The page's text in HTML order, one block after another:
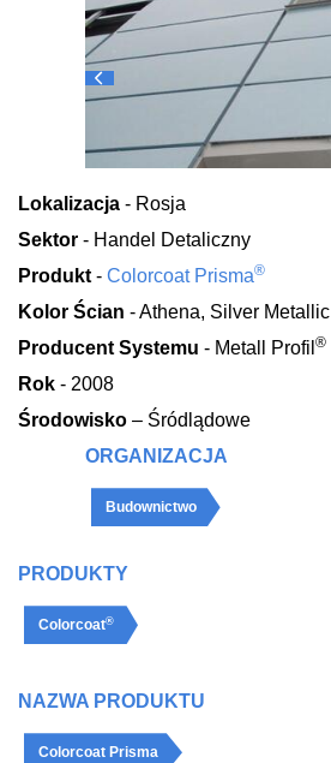
Lokalizacja - Rosja
Sektor - Handel Detaliczny
Produkt - Colorcoat Prisma®
Kolor Ścian - Athena, Silver Metallic
Producent Systemu - Metall Profil ®
Rok - 2008
Środowisko – Śródlądowe
ORGANIZACJA
Budownictwo
PRODUKTY
Colorcoat®
NAZWA PRODUKTU
Colorcoat Prisma